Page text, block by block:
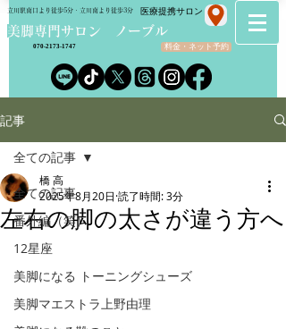
​美脚専門サロン ノーブル
立川駅南口より徒歩5分・立川南より徒歩3分
料金・ネット予約
070-2173-1747
​医療提携サロン
記事
全ての記事
番外編（笑）
12星座
美脚になる トーニングシューズ
美脚マエストラ上野由理
全ての記事
左右の脚の太さが違う方へ
橋 高
2025年8月20日 読了時間: 3分